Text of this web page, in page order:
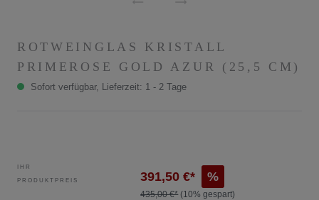
ROTWEINGLAS KRISTALL
PRIMEROSE GOLD AZUR (25,5 CM)
Sofort verfügbar, Lieferzeit: 1 - 2 Tage
IHR
PRODUKTPREIS 391,50 €* %
435,00 €* (10% gespart)